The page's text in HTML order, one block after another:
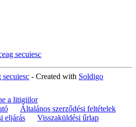
secuiesc
- Created with Soldigo
Általános szerződési feltételek
eljárás
Visszaküldési űrlap